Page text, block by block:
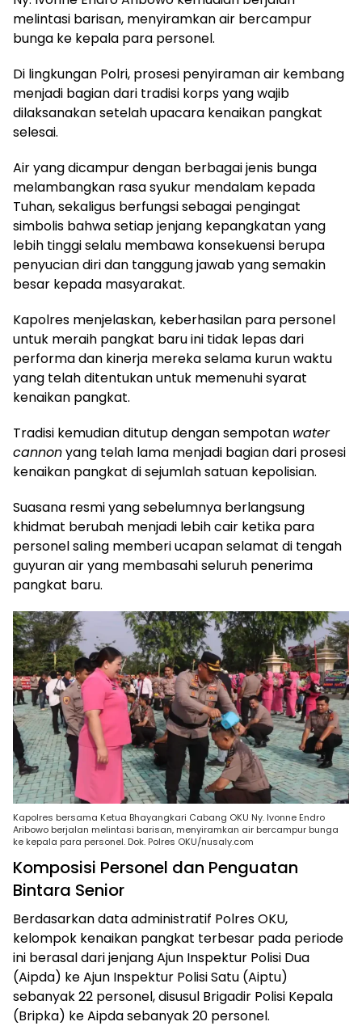
melintasi barisan, menyiramkan air bercampur
bunga ke kepala para personel.
Di lingkungan Polri, prosesi penyiraman air kembang
menjadi bagian dari tradisi korps yang wajib
dilaksanakan setelah upacara kenaikan pangkat
selesai.
Air yang dicampur dengan berbagai jenis bunga
melambangkan rasa syukur mendalam kepada
Tuhan, sekaligus berfungsi sebagai pengingat
simbolis bahwa setiap jenjang kepangkatan yang
lebih tinggi selalu membawa konsekuensi berupa
penyucian diri dan tanggung jawab yang semakin
besar kepada masyarakat.
Kapolres menjelaskan, keberhasilan para personel
untuk meraih pangkat baru ini tidak lepas dari
performa dan kinerja mereka selama kurun waktu
yang telah ditentukan untuk memenuhi syarat
kenaikan pangkat.
Tradisi kemudian ditutup dengan sempotan water
cannonyang telah lama menjadi bagian dari prosesi
kenaikan pangkat di sejumlah satuan kepolisian.
Suasana resmi yang sebelumnya berlangsung
khidmat berubah menjadi lebih cair ketika para
personel saling memberi ucapan selamat di tengah
guyuran air yang membasahi seluruh penerima
pangkat baru.
Kapolres bersama Ketua Bhayangkari Cabang OKU Ny. Ivonne Endro
Aribowo berjalan melintasi barisan, menyiramkan air bercampur bunga
ke kepala para personel. Dok. Polres OKU/nusaly.com
Komposisi Personel dan Penguatan
Bintara Senior
Berdasarkan data administratif Polres OKU,
kelompok kenaikan pangkat terbesar pada periode
ini berasal dari jenjang Ajun Inspektur Polisi Dua
(Aipda) ke Ajun Inspektur Polisi Satu (Aiptu)
sebanyak 22 personel, disusul Brigadir Polisi Kepala
(Bripka) ke Aipda sebanyak 20 personel.